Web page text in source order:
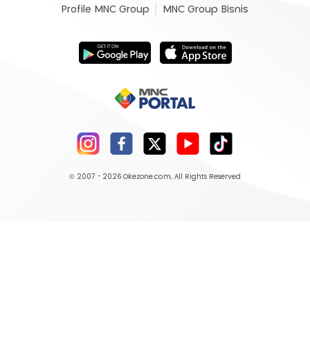
Profile MNC Group MNC Group Bisnis
© 2007 - 2026 Okezone.com, All Rights Reserved